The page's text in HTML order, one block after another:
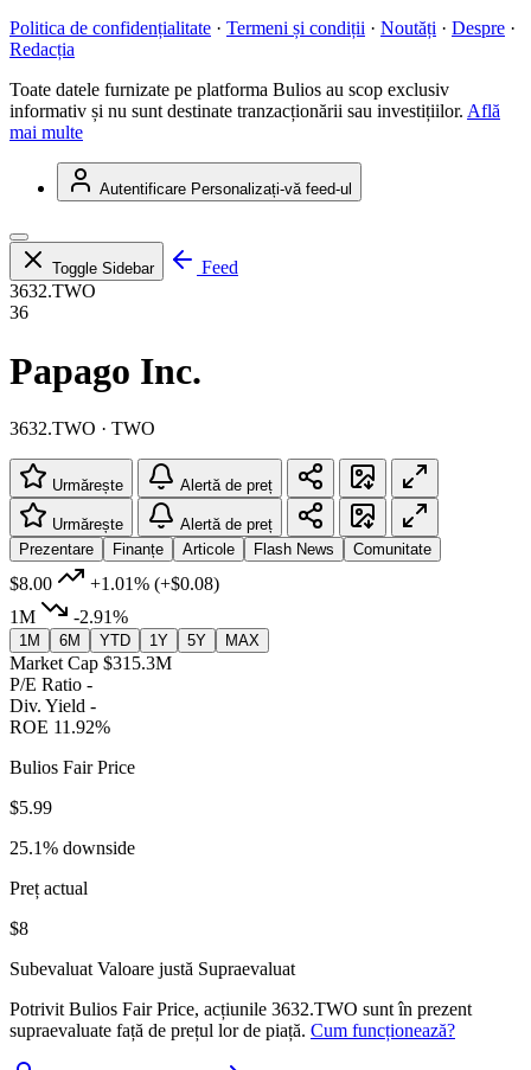
Politica de confidențialitate · Termeni și condiții · Noutăți · Despre ·
Redacția
Toate datele furnizate pe platforma Bulios au scop exclusiv
informativ și nu sunt destinate tranzacționării sau investițiilor. Află
mai multe
Autentificare Personalizați-vă feed-ul
Toggle Sidebar
Feed
3632.TWO
36
Papago Inc.
3632.TWO · TWO
Urmărește Alertă de preț
Urmărește
Alertă de preț
Prezentare
Finanțe Articole Flash News Comunitate
$8.00 +1.01% (+$0.08)
1M
-2.91%
1M 6M YTD 1Y 5Y MAX
Market Cap $315.3M
P/E Ratio -
Div. Yield -
ROE 11.92%
Bulios Fair Price
$5.99
25.1% downside
Preț actual
$8
Subevaluat Valoare justă Supraevaluat
Potrivit Bulios Fair Price, acțiunile 3632.TWO sunt în prezent
supraevaluate față de prețul lor de piață. Cum funcționează?